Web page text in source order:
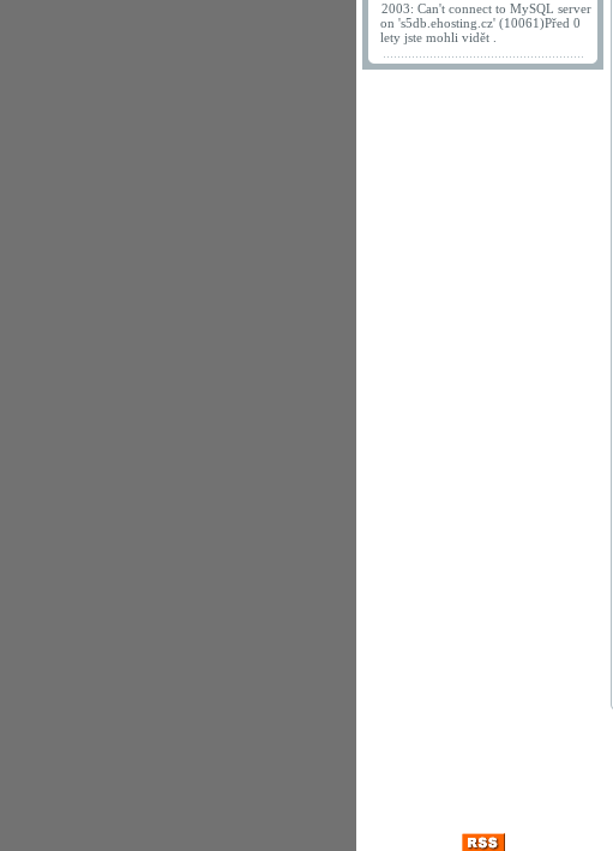
2003: Can't connect to MySQL server
on 's5db.ehosting.cz' (10061)Před 0
lety jste mohli vidět .